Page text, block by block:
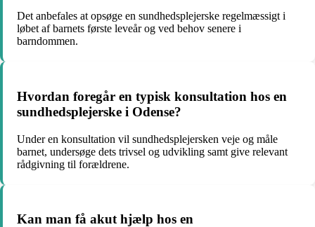
Det anbefales at opsøge en sundhedsplejerske regelmæssigt i
løbet af barnets første leveår og ved behov senere i
barndommen.
Hvordan foregår en typisk konsultation hos en
sundhedsplejerske i Odense?
Under en konsultation vil sundhedsplejersken veje og måle
barnet, undersøge dets trivsel og udvikling samt give relevant
rådgivning til forældrene.
Kan man få akut hjælp hos en